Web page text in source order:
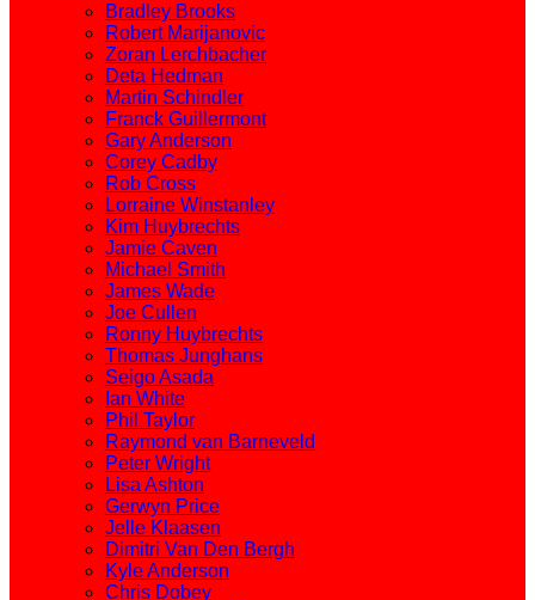
Bradley Brooks
Robert Marijanovic
Zoran Lerchbacher
Deta Hedman
Martin Schindler
Franck Guillermont
Gary Anderson
Corey Cadby
Rob Cross
Lorraine Winstanley
Kim Huybrechts
Jamie Caven
Michael Smith
James Wade
Joe Cullen
Ronny Huybrechts
Thomas Junghans
Seigo Asada
Ian White
Phil Taylor
Raymond van Barneveld
Peter Wright
Lisa Ashton
Gerwyn Price
Jelle Klaasen
Dimitri Van Den Bergh
Kyle Anderson
Chris Dobey